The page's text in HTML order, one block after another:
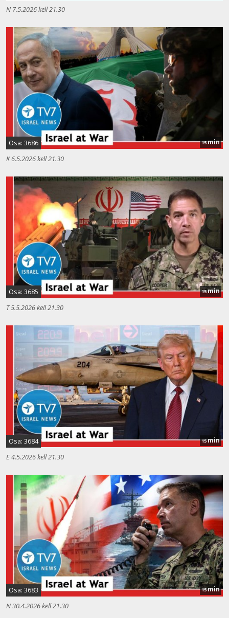
N 7.5.2026 kell 21.30
Osa: 3686 15min
K 6.5.2026 kell 21.30
Osa: 3685 15min
T 5.5.2026 kell 21.30
Osa: 3684 15min
E 4.5.2026 kell 21.30
Osa: 3683 15min
N 30.4.2026 kell 21.30